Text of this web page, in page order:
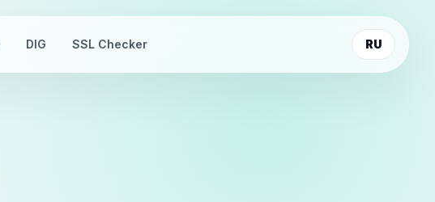
DIG SSL Checker RU